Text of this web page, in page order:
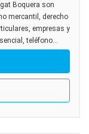
Boquera son
mercantil, derecho
empresas y
teléfono...